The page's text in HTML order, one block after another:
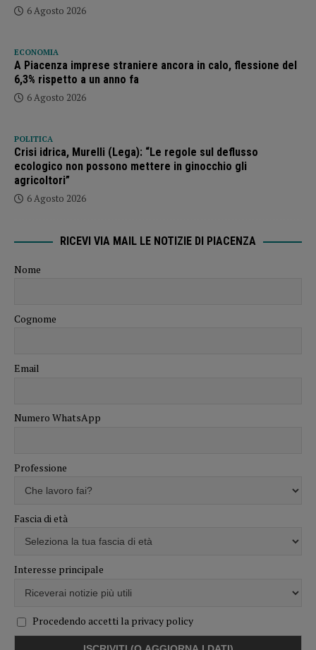
6 Agosto 2026
ECONOMIA
A Piacenza imprese straniere ancora in calo, flessione del
6,3% rispetto a un anno fa
6 Agosto 2026
POLITICA
Crisi idrica, Murelli (Lega): “Le regole sul deflusso
ecologico non possono mettere in ginocchio gli
agricoltori”
6 Agosto 2026
RICEVI VIA MAIL LE NOTIZIE DI PIACENZA
Nome
Cognome
Email
Numero WhatsApp
Professione
Fascia di età
Interesse principale
Procedendo accetti la privacy policy